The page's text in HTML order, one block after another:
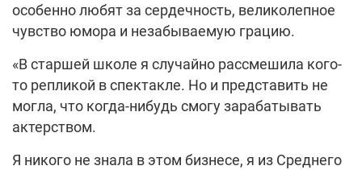
особенно любят за сердечность, великолепное
чувство юмора и незабываемую грацию.
«В старшей школе я случайно рассмешила кого-
то репликой в спектакле. Но и представить не
могла, что когда-нибудь смогу зарабатывать
актерством.
Я никого не знала в этом бизнесе, я из Среднего